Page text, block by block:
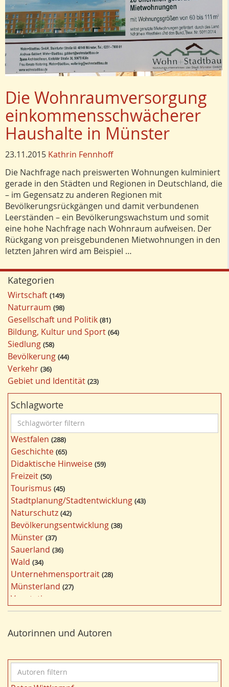
Die Wohnraumversorgung
einkommensschwächerer
Haushalte in Münster
23.11.2015 Kathrin Fennhoff
Die Nachfrage nach preiswerten Wohnungen kulminiert
gerade in den Städten und Regionen in Deutschland, die
– im Gegensatz zu anderen Regionen mit
Bevölkerungsrückgängen und damit verbundenen
Leerständen – ein Bevölkerungswachstum und somit
eine hohe Nachfrage nach Wohnraum aufweisen. Der
Rückgang von preisgebundenen Mietwohnungen in den
letzten Jahren wird am Beispiel …
Kategorien
Wirtschaft 149
Naturraum 98
Gesellschaft und Politik 81
Bildung, Kultur und Sport 64
Siedlung 58
Bevölkerung 44
Verkehr 36
Gebiet und Identität 23
Schlagworte
c
h
l
a
g
w
ö
r
t
e
r
f
i
l
t
e
r
n
Westfalen 288
Geschichte 65
Didaktische Hinweise 59
Freizeit 50
Tourismus 45
Stadtplanung/Stadtentwicklung 43
Naturschutz 42
Bevölkerungsentwicklung 38
Münster 37
Sauerland 36
Wald 34
Unternehmensportrait 28
Münsterland 27
Vegetation
Nordrhein-Westfalen 25
Bergbau 24
Kultur 22
Kulturlandschaft
Wohnen 21
Autorinnen und Autoren
u